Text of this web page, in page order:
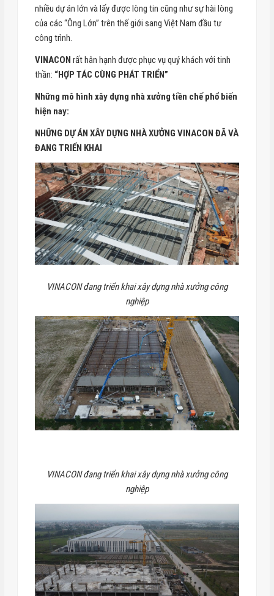
nhiều dự án lớn và lấy được lòng tin cũng như sự hài lòng
của các “Ông Lớn” trên thế giới sang Việt Nam đầu tư
công trình.
VINACON rất hân hạnh được phục vụ quý khách với tinh
thần: “HỢP TÁC CÙNG PHÁT TRIỂN”
Những mô hình xây dựng nhà xưởng tiền chế phổ biến
hiện nay:
NHỮNG DỰ ÁN XÂY DỰNG NHÀ XƯỞNG VINACON ĐÃ VÀ
ĐANG TRIỂN KHAI
VINACON đang triển khai xây dựng nhà xưởng công
nghiệp
VINACON đang triển khai xây dựng nhà xưởng công
nghiệp